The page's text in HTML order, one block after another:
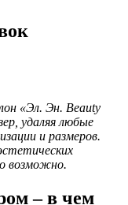
«Эл. Эн. Beauty
удаляя любые
и размеров.
возможно.
– в чем